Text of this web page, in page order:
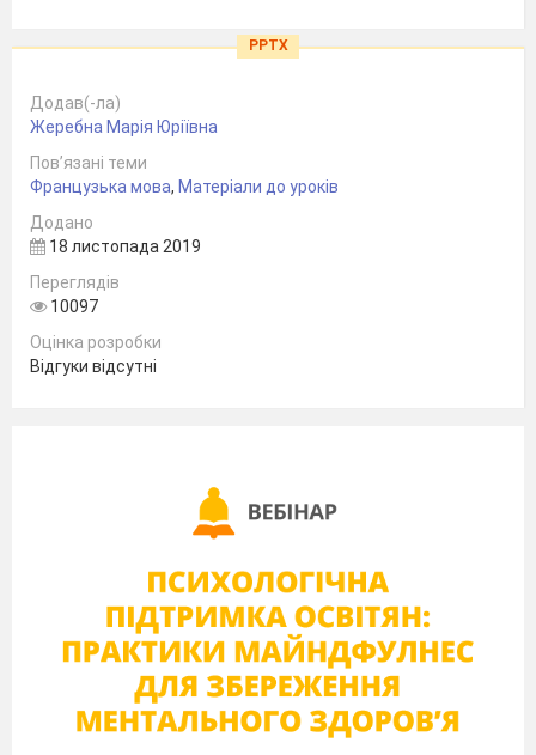
PPTX
Додав(-ла)
Жеребна Марія Юріївна
Пов’язані теми
Французька мова, Матеріали до уроків
Додано
18 листопада 2019
Переглядів
10097
Оцінка розробки
Відгуки відсутні